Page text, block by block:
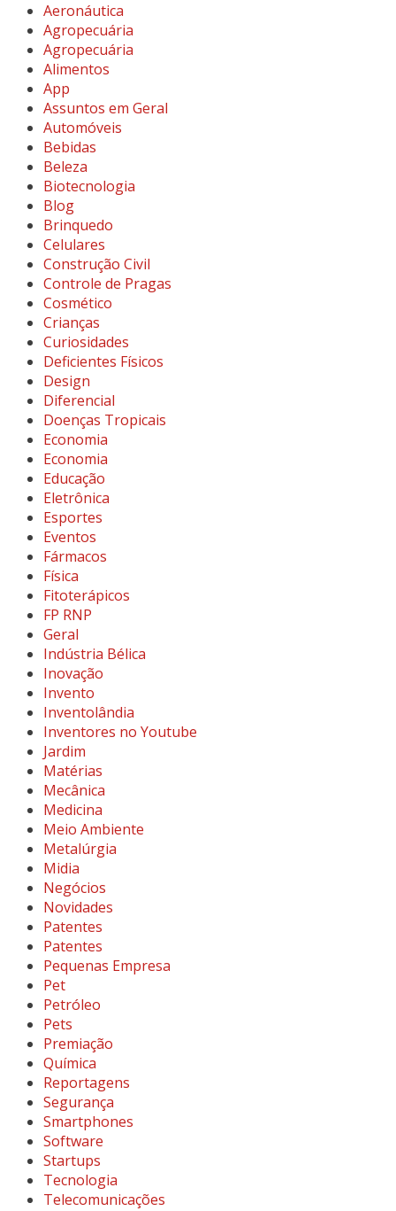
Aeronáutica
Agropecuária
Agropecuária
Alimentos
App
Assuntos em Geral
Automóveis
Bebidas
Beleza
Biotecnologia
Blog
Brinquedo
Celulares
Construção Civil
Controle de Pragas
Cosmético
Crianças
Curiosidades
Deficientes Físicos
Design
Diferencial
Doenças Tropicais
Economia
Economia
Educação
Eletrônica
Esportes
Eventos
Fármacos
Física
Fitoterápicos
FP RNP
Geral
Indústria Bélica
Inovação
Invento
Inventolândia
Inventores no Youtube
Jardim
Matérias
Mecânica
Medicina
Meio Ambiente
Metalúrgia
Midia
Negócios
Novidades
Patentes
Patentes
Pequenas Empresa
Pet
Petróleo
Pets
Premiação
Química
Reportagens
Segurança
Smartphones
Software
Startups
Tecnologia
Telecomunicações